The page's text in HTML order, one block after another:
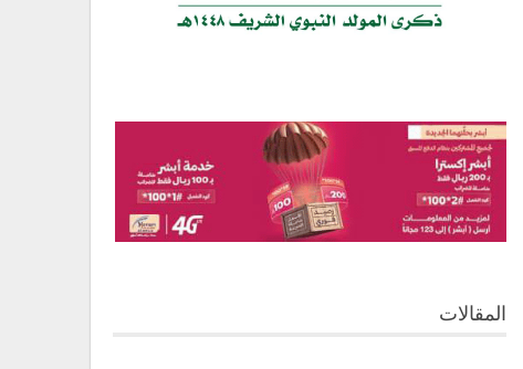
المقالات